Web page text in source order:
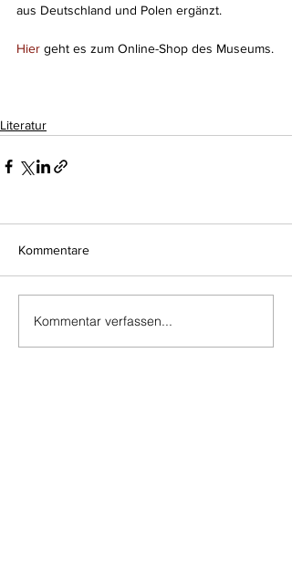
aus Deutschland und Polen ergänzt.
Hier geht es zum Online-Shop des Museums.
Literatur
Kommentare
Kommentar verfassen...